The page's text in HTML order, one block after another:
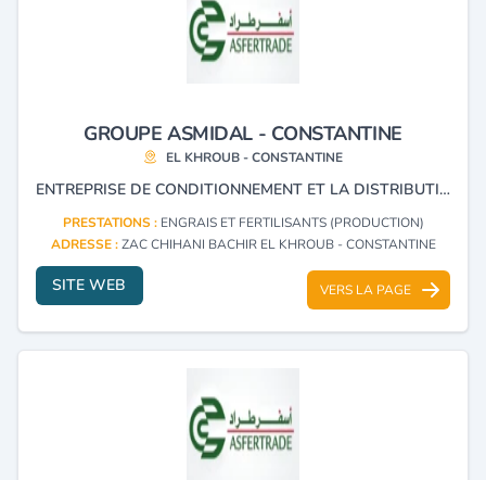
GROUPE ASMIDAL - CONSTANTINE
EL KHROUB - CONSTANTINE
ENTREPRISE DE CONDITIONNEMENT ET LA DISTRIBUTION DES ENGRAIS.
PRESTATIONS : ENGRAIS ET FERTILISANTS (PRODUCTION)
ADRESSE :ZAC CHIHANI BACHIR EL KHROUB - CONSTANTINE
SITE WEB VERS LA PAGE